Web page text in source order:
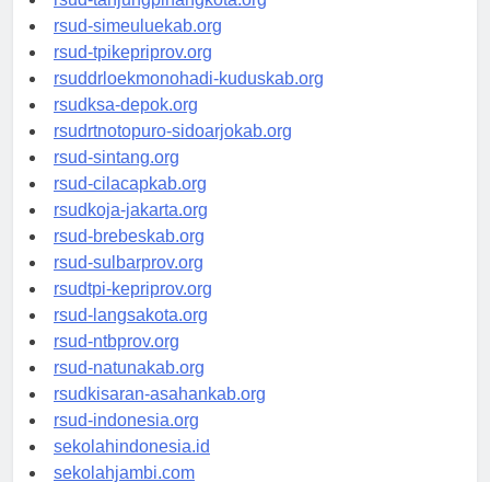
rsud-tanjungpinangkota.org
rsud-simeuluekab.org
rsud-tpikepriprov.org
rsuddrloekmonohadi-kuduskab.org
rsudksa-depok.org
rsudrtnotopuro-sidoarjokab.org
rsud-sintang.org
rsud-cilacapkab.org
rsudkoja-jakarta.org
rsud-brebeskab.org
rsud-sulbarprov.org
rsudtpi-kepriprov.org
rsud-langsakota.org
rsud-ntbprov.org
rsud-natunakab.org
rsudkisaran-asahankab.org
rsud-indonesia.org
sekolahindonesia.id